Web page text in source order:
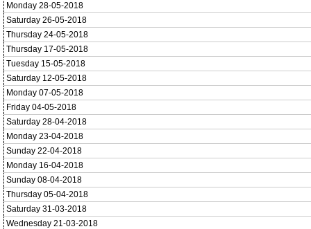
Monday 28-05-2018
Saturday 26-05-2018
Thursday 24-05-2018
Thursday 17-05-2018
Tuesday 15-05-2018
Saturday 12-05-2018
Monday 07-05-2018
Friday 04-05-2018
Saturday 28-04-2018
Monday 23-04-2018
Sunday 22-04-2018
Monday 16-04-2018
Sunday 08-04-2018
Thursday 05-04-2018
Saturday 31-03-2018
Wednesday 21-03-2018